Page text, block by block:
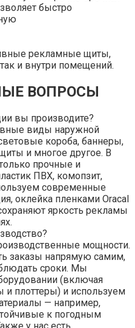
быстро
рекламные щиты,
и внутри помещений.
ВОПРОСЫ
вы производите?
виды наружной
короба, баннеры,
и многое другое. В
прочные и
ПВХ, комопзит,
современные
оклейка пленками Oracal
яркость рекламы
мощности.
заказы напрямую самим,
сроки. Мы
(включая
плоттеры) и используем
— например,
к погодным